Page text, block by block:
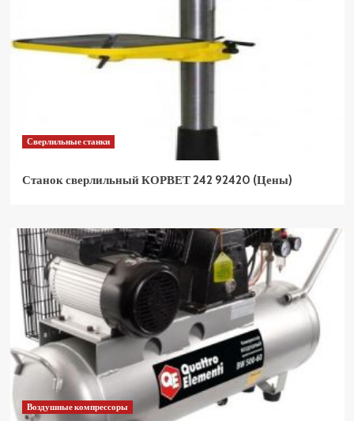
Сверлильные станки
Станок сверлильный КОРВЕТ 242 92420 (Цены)
Воздушные компрессоры